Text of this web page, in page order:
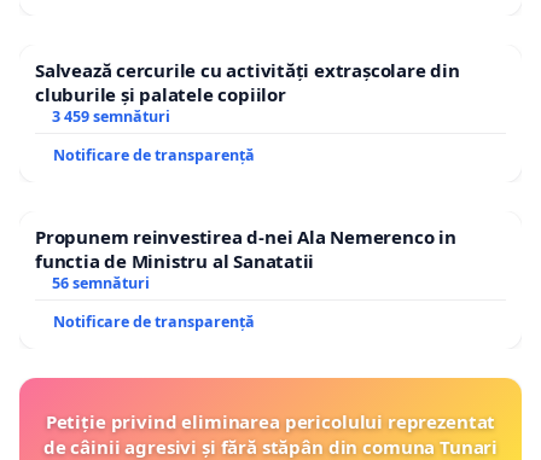
Salvează cercurile cu activități extrașcolare din
cluburile și palatele copiilor
3 459 semnături
Notificare de transparență
Propunem reinvestirea d-nei Ala Nemerenco in
functia de Ministru al Sanatatii
56 semnături
Notificare de transparență
Petiție privind eliminarea pericolului reprezentat
de câinii agresivi și fără stăpân din comuna Tunari